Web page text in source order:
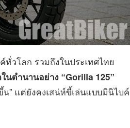
วโลก รวมถึงในประเทศไทย
นตำนานอย่าง “Gorilla 125”
” แต่ยังคงเสน่ห์ขี้เล่นแบบมินิไบค์